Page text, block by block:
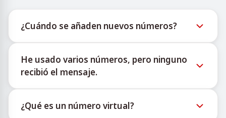
¿Cuándo se añaden nuevos números?
números virtuales puede consultarse a través del
bot oficial de Telegram @TigerSMSofficial_bot. Este
canal ofrece actualizaciones oportunas para ayudar
He usado varios números, pero ninguno
recibió el mensaje.
% para cada número adquirido. Los algoritmos de
¿Qué es un número virtual?